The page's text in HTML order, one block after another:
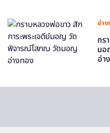
อ่า
กร
ม
อ่า